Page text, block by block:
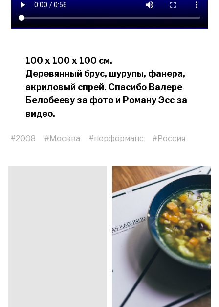
100 х 100 х 100 см.
Деревянный брус, шурупы, фанера,
акриловый спрей. Спасибо Валере
Белобееву за фото и Роману Эсс за
видео.
#2008 #Москва #перформанс #Россия